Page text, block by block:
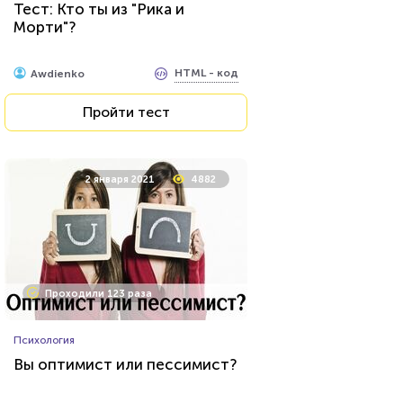
Пройти тест
4 февраля 2022
Проходили 1649 раз
Фильмы
Тест для любителей
советского кино: помните ли
Тест: Кто ты из "Рика и
Морти"?
Awdienko HTML - код
Пройти тест
2 января 2021 4882
Проходили 123 раза
Психология
Вы оптимист или пессимист?